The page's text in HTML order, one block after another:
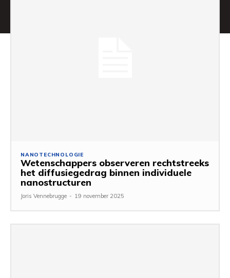
NANOTECHNOLOGIE
Wetenschappers observeren rechtstreeks
het diffusiegedrag binnen individuele
nanostructuren
Joris Vennebrugge - 19 november 2025